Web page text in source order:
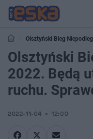
Olsztyński Bieg
szczegóły!
Olsztyński
2022. Będą
ruchu.
2022-11-04 12:00